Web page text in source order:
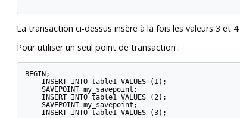
La transaction ci-dessus insère à la fois les valeurs 3 et 4.
Pour utiliser un seul point de transaction :
BEGIN;
    INSERT INTO table1 VALUES (1);
    SAVEPOINT my_savepoint;
    INSERT INTO table1 VALUES (2);
    SAVEPOINT my_savepoint;
    INSERT INTO table1 VALUES (3);